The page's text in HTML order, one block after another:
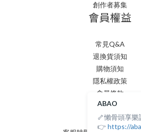
創作者募集
會員權益
常見Q&A
退換貨須知
購物須知
隱私權政策
會員條款
聯絡我們
ABAO
🦴懶骨頭享樂
👉 https://